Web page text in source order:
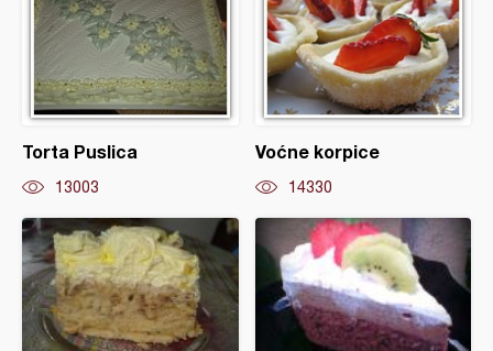
Torta Puslica
13003
Voćne korpice
14330